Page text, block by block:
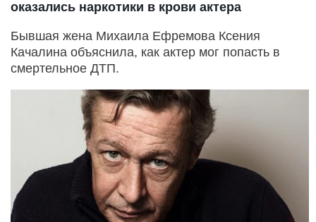
оказались наркотики в крови актера
Бывшая жена Михаила Ефремова Ксения
Качалина объяснила, как актер мог попасть в
смертельное ДТП.